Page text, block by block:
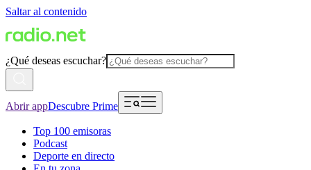
Saltar al contenido
¿Qué deseas escuchar?
Abrir appDescubre Prime
Top 100 emisoras
Podcast
Deporte en directo